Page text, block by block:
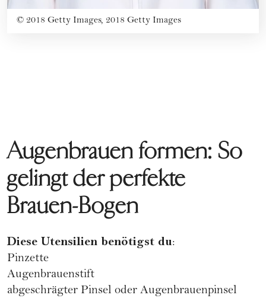
© 2018 Getty Images, 2018 Getty Images
Augenbrauen formen: So
gelingt der perfekte
Brauen-Bogen
Diese Utensilien benötigst du:
Pinzette
Augenbrauenstift
abgeschrägter Pinsel oder Augenbrauenpinsel